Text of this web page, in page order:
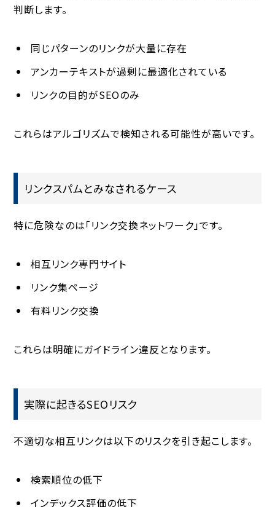
判断します。
同じパターンのリンクが大量に存在
アンカーテキストが過剰に最適化されている
リンクの目的がSEOのみ
これらはアルゴリズムで検知される可能性が高いです。
リンクスパムとみなされるケース
特に危険なのは「リンク交換ネットワーク」です。
相互リンク専門サイト
リンク集ページ
有料リンク交換
これらは明確にガイドライン違反となります。
実際に起きるSEOリスク
不適切な相互リンクは以下のリスクを引き起こします。
検索順位の低下
インデックス評価の低下